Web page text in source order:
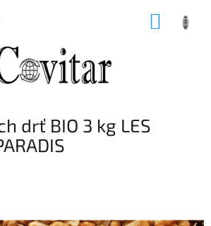
drť BIO 3 kg LES